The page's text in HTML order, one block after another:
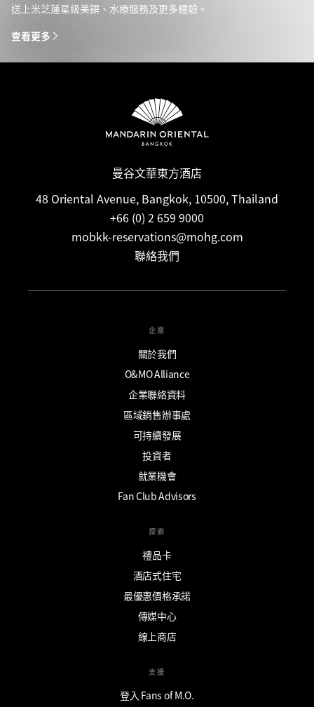
送上米芝蓮星級美饌、水療服務及更多體驗。
查看更多
曼谷文華東方酒店
48 Oriental Avenue, Bangkok, 10500, Thailand
+66 (0) 2 659 9000
mobkk-reservations@mohg.com
聯絡我們
企業
關於我們
O&MO Alliance
企業聯絡資料
區域銷售辦事處
可持續發展
投資者
就業機會
Fan Club Advisors
探索
禮品卡
酒店式住宅
最優惠價格承諾
傳媒中心
線上商店
支援
登入 Fans of M.O.